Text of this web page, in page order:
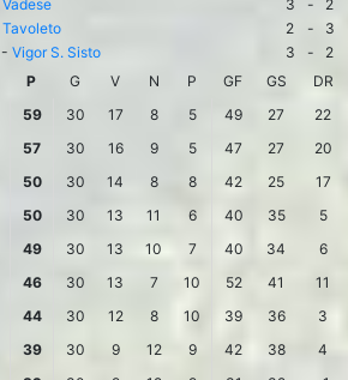
Vadese 3 -
2
Tavoleto 2 -
3
- Vigor S. Sisto 3 -
2
P G V N P GF GS
DR
59 30 17 8 5 49 27
22
57 30 16 9 5 47 27
20
50 30 14 8 8 42 25
17
50 30 13 11 6 40 35
5
49 30 13 10 7 40 34
6
46 30 13 7 10 52 41
11
44 30 12 8 10 39 36
3
39 30 9 12 9 42 38
4